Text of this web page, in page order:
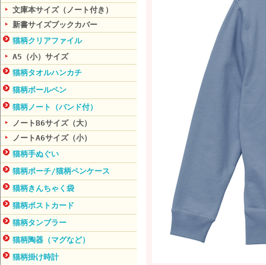
文庫本サイズ（ノート付き）
新書サイズブックカバー
猫柄クリアファイル
A5（小）サイズ
猫柄タオルハンカチ
猫柄ボールペン
猫柄ノート（バンド付）
ノートB6サイズ（大）
ノートA6サイズ（小）
猫柄手ぬぐい
猫柄ポーチ/猫柄ペンケース
猫柄きんちゃく袋
猫柄ポストカード
猫柄タンブラー
猫柄陶器（マグなど）
猫柄掛け時計